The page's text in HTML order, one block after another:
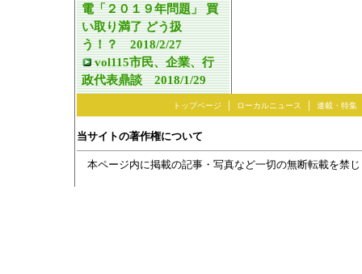
電「２０１９年問題」 買
い取り満了 どう扱
う！？ 2018/2/27
vol115市民、企業、行
政代表鼎談 2018/1/29
トップページ ｜ ローカルニュース ｜ 連載・特集
当サイトの著作権について
本ページ内に掲載の記事・写真など一切の無断転載を禁